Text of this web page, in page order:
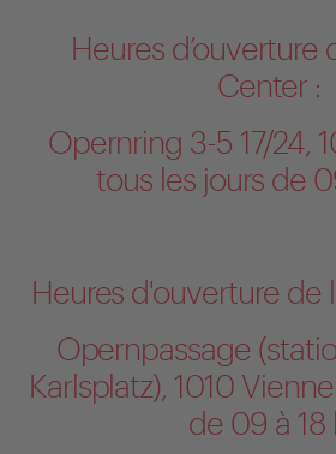
Heures d’ouverture
Center :
Opernring 3-5 17/24,
tous les jours de
Heures d'ouverture de
Opernpassage
Karlsplatz), 1010
de 09 à 18